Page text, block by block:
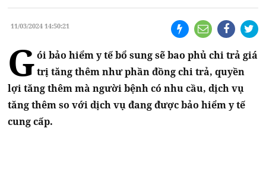
11/03/2024 14:50:21
G ói bảo hiểm y tế bổ sung sẽ bao phủ chi trả giá
trị tăng thêm như phần đồng chi trả, quyền
lợi tăng thêm mà người bệnh có nhu cầu, dịch vụ
tăng thêm so với dịch vụ đang được bảo hiểm y tế
cung cấp.